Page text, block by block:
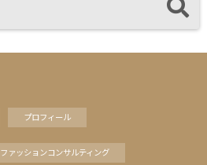
プロフィール
ファッションコンサルティング